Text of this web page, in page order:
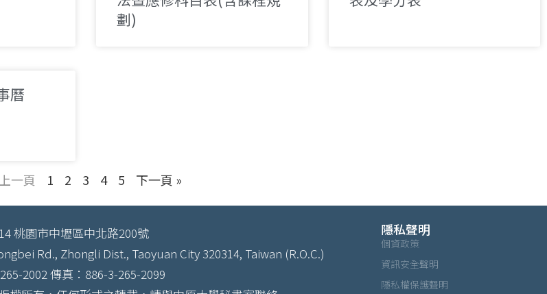
劃)
曆
一頁 1 2 3 4 5 下一頁 »
桃園市中壢區中北路200號
Rd., Zhongli Dist., Taoyuan City 320314, Taiwan (R.O.C.)
2002 傳真：886-3-265-2099
隱私聲明
個資政策
資訊安全聲明
隱私權保護聲明